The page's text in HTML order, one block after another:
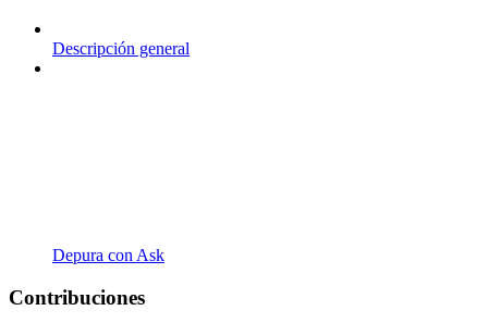
Descripción general
Depura con Ask
Contribuciones